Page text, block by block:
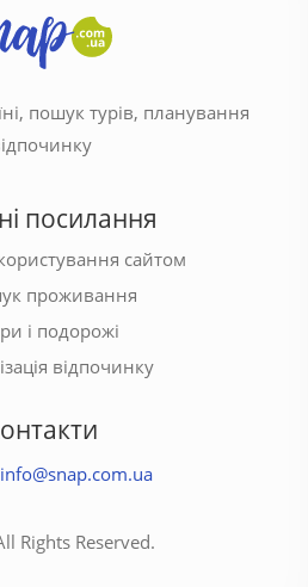
пошук турів, планування
посилання
сайтом
проживання
і подорожі
відпочинку
info@snap.com.ua
Rights Reserved.